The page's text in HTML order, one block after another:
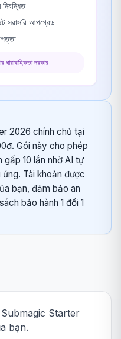
সরাসরি আপগ্রেড
ধারাবাহিকতা দরকার
2026 chính chủ tại
Gói này cho phép
10 lần nhờ AI tự
Tài khoản được
bạn, đảm bảo an
bảo hành 1 đổi 1
Starter
bạn.